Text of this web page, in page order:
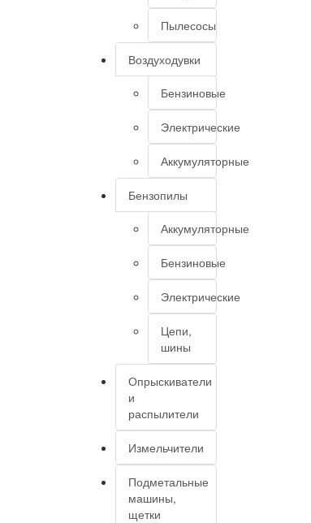
Пылесосы
Воздуходувки
Бензиновые
Электрические
Аккумуляторные
Бензопилы
Аккумуляторные
Бензиновые
Электрические
Цепи,
шины
Опрыскиватели
и
распылители
Измельчители
Подметальные
машины,
щетки